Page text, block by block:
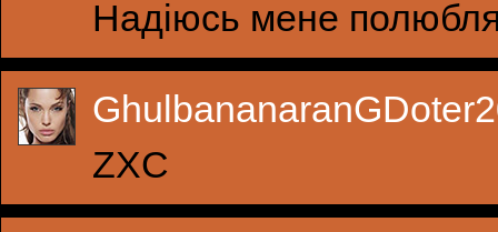
Надіюсь мене
ZXC